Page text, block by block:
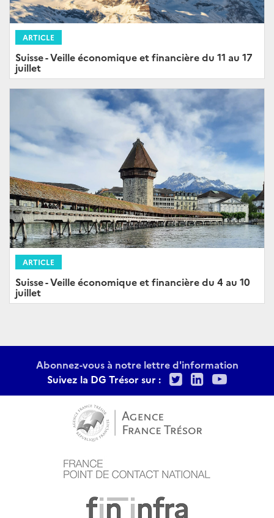
ARTICLE
Suisse - Veille économique et financière du 11 au 17
juillet
ARTICLE
Suisse - Veille économique et financière du 4 au 10
juillet
Abonnez-vous à notre lettre d'information
Suivez la DG Trésor sur :
TwitterLinkedIn